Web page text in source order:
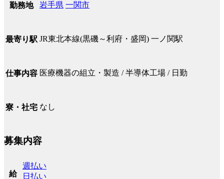
勤務地 岩手県 一関市
最寄り駅 JR東北本線(黒磯～利府・盛岡) 一ノ関駅
仕事内容 医療機器の組立・製造 / 半導体工場 / 日勤
寮・社宅 なし
募集内容
給
週払い
日払い